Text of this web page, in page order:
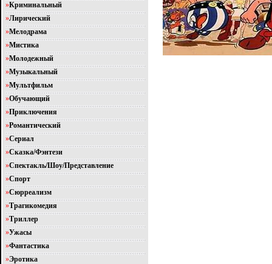
»Криминальный
»Лирический
»Мелодрама
»Мистика
»Молодежный
»Музыкальный
»Мультфильм
»Обучающий
»Приключения
»Романтический
»Сериал
»Сказка/Фэнтези
»Спектакль/Шоу/Представление
»Спорт
»Сюрреализм
»Трагикомедия
»Триллер
»Ужасы
»Фантастика
»Эротика